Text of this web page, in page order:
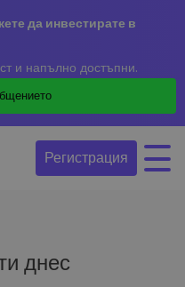
да инвестирате в
и напълно достъпни.
Регистрация
днес